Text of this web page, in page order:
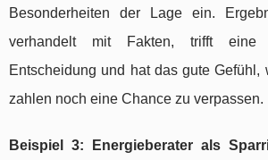
Besonderheiten der Lage ein.
verhandelt mit Fakten, trifft eine
Entscheidung und hat das gute Gefühl,
zahlen noch eine Chance zu verpassen.
Beispiel 3: Energieberater als